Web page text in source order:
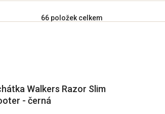
66 položek celkem
Walkers Razor Slim
- černá